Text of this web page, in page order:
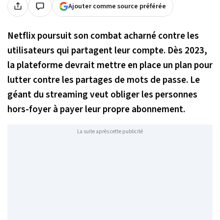
Ajouter comme source préférée
Netflix poursuit son combat acharné contre les
utilisateurs qui partagent leur compte. Dès 2023,
la plateforme devrait mettre en place un plan pour
lutter contre les partages de mots de passe. Le
géant du streaming veut obliger les personnes
hors-foyer à payer leur propre abonnement.
La suite après cette publicité